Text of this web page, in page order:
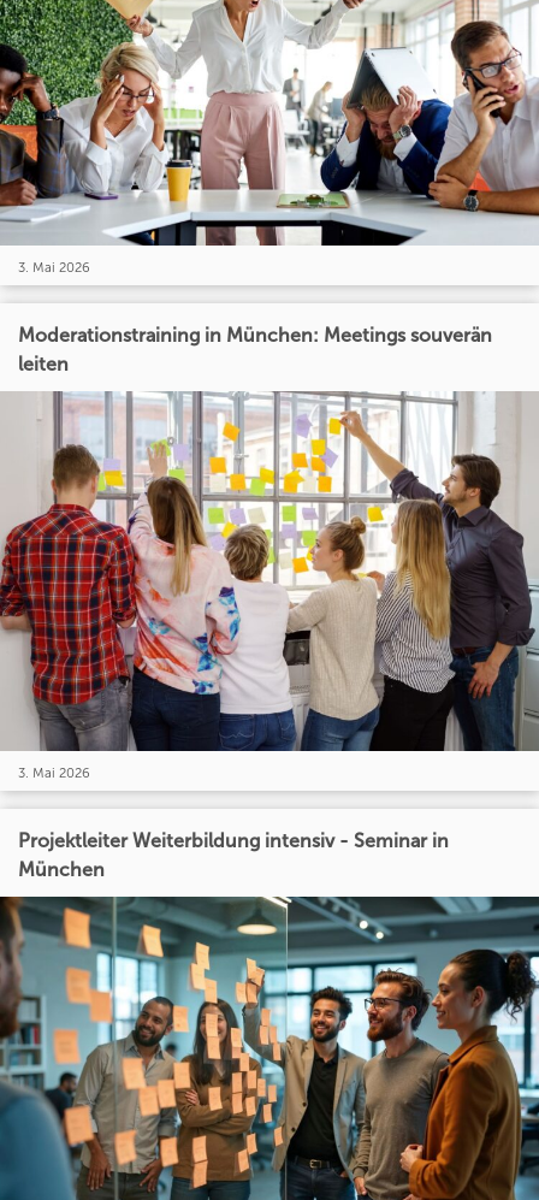
3. Mai 2026
Moderationstraining in München: Meetings souverän
leiten
3. Mai 2026
Projektleiter Weiterbildung intensiv - Seminar in
München